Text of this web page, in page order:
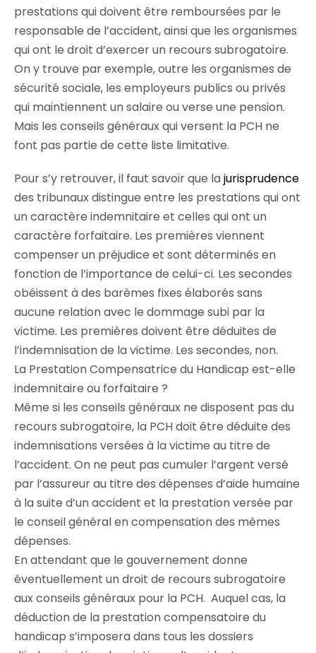
prestations qui doivent être remboursées par le
responsable de l’accident, ainsi que les organismes
qui ont le droit d’exercer un recours subrogatoire.
On y trouve par exemple, outre les organismes de
sécurité sociale, les employeurs publics ou privés
qui maintiennent un salaire ou verse une pension.
Mais les conseils généraux qui versent la PCH ne
font pas partie de cette liste limitative.
Pour s’y retrouver, il faut savoir que lajurisprudence
des tribunaux distingue entre les prestations qui ont
un caractère indemnitaire et celles qui ont un
caractère forfaitaire. Les premières viennent
compenser un préjudice et sont déterminés en
fonction de l’importance de celui-ci. Les secondes
obéissent à des barèmes fixes élaborés sans
aucune relation avec le dommage subi par la
victime. Les premières doivent être déduites de
l’indemnisation de la victime. Les secondes, non.
La Prestation Compensatrice du Handicap est-elle
indemnitaire ou forfaitaire ?
Même si les conseils généraux ne disposent pas du
recours subrogatoire, la PCH doit être déduite des
indemnisations versées à la victime au titre de
l’accident. On ne peut pas cumuler l’argent versé
par l’assureur au titre des dépenses d’aide humaine
à la suite d’un accident et la prestation versée par
le conseil général en compensation des mêmes
dépenses.
En attendant que le gouvernement donne
éventuellement un droit de recours subrogatoire
aux conseils généraux pour la PCH. Auquel cas, la
déduction de la prestation compensatoire du
handicap s’imposera dans tous les dossiers